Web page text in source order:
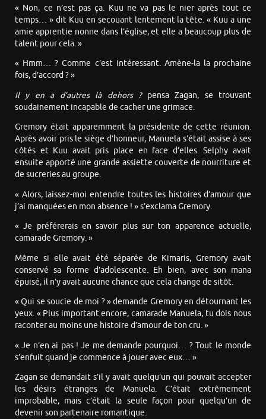
« Non, ce n’est pas ça. Kuu ne va pas le nier après tout ce
temps… » dit Kuu en secouant lentement la tête. « Kuu a une
amie apprentie nonne dans l’église, et elle a beaucoup plus de
talent pour cela. »
« Hmm… ? Comme c’est intéressant. Amène-la la prochaine
fois, d’accord ? »
Il y en a d’autres là dehors ?pensa Zagan, se trouvant
soudainement incapable de cacher une grimace.
Gremory était apparemment la présidente de cette réunion.
Après avoir pris le siège d’honneur, Manuela s’était assise à ses
côtés et Kuu avait pris place en face d’elles. Selphy avait
ensuite apporté une grande assiette couverte de nourriture et
de sucreries au groupe.
« Alors, laissez-moi entendre toutes les histoires d’amour que
j’ai manquées en mon absence ! » s’exclama Gremory.
« Je préférerais en savoir plus sur ton apparence actuelle,
camarade Gremory. »
Même si elle avait été séparée de Kimaris, Gremory avait
conservé sa forme d’adolescente. Eh bien, avec son mana
épuisé, il n’y avait aucune chance que cela change de sitôt.
« Qui se soucie de moi ? » demande Gremory en détournant les
yeux. « Plus important encore, camarade Manuela, tu dois nous
raconter au moins une histoire d’amour de ton cru. »
« Je n’en ai pas ! Je me demande pourquoi… ? Tout le monde
s’enfuit quand je commence à jouer avec eux… »
Zagan se demandait s’il y avait quelqu’un qui pouvait accepter
les désirs étranges de Manuela. C’était extrêmement
improbable, mais c’était la seule façon pour quelqu’un de
devenir son partenaire romantique.